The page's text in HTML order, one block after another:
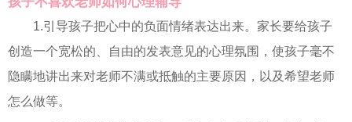
1.引导孩子把心中的负面情绪表达出来。家长要给孩子
创造一个宽松的、自由的发表意见的心理氛围，使孩子毫不
隐瞒地讲出来对老师不满或抵触的主要原因，以及希望老师
怎么做等。